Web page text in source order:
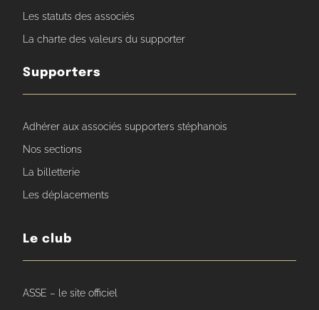
Les statuts des associés
La charte des valeurs du supporter
Supporters
Adhérer aux associés supporters stéphanois
Nos sections
La billetterie
Les déplacements
Le club
ASSE – le site officiel